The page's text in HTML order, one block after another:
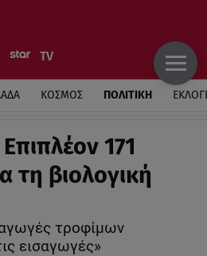
ΚΟΣΜΟΣ ΠΟΛΙΤΙΚΗ
171
τη βιολογική
τροφίμων
εισαγωγές»